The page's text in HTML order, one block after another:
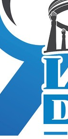
El Estadio